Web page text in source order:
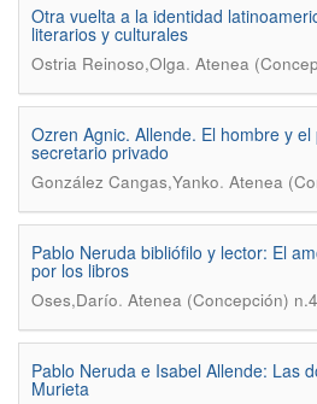
Otra vuelta a la identidad
literarios y culturales
Ostria Reinoso,Olga. Atenea
Ozren Agnic. Allende. El hombre y
secretario privado
González Cangas,Yanko. Atenea
Pablo Neruda bibliófilo y lector: El
por los libros
Oses,Darío. Atenea (Concepción)
Pablo Neruda e Isabel Allende: Las
Murieta